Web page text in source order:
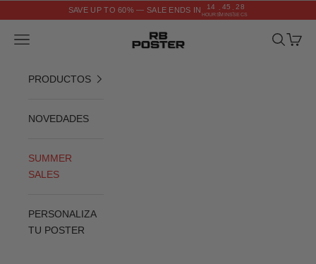
SAVE UP TO 60% — SALE ENDS IN 14
HOURS
: 45
MINS
: 27
SECS
RB POSTER
Menú Buscar
Cesta
PRODUCTOS
NOVEDADES
SUMMER
SALES
PERSONALIZA
TU POSTER